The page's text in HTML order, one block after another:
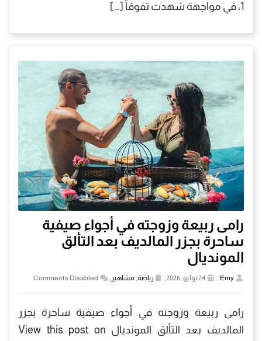
1، في مواجهة شهدت تفوقاً […]
رامی ربیعة وزوجته في أجواء صيفية
ساحرة بجزر المالديف بعد التألق
المونديال
Emy
, رياضة, مشاهير ,
Comments Disabled
رامی ربیعة وزوجته في أجواء صيفية ساحرة بجزر
المالديف بعد التألق المونديال View this post on